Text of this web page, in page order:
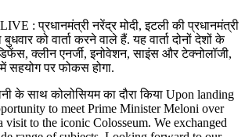
: प्रधानमंत्री नरेंद्र मोदी, इटली की प्रधानमंत्री
को वार्ता करने वाले हैं. यह वार्ता दोनों देशों के
क्लीन एनर्जी, इनोवेशन, साइंस और टेक्नोलॉजी,
पर फोकस होगा.
के साथ कोलोसियम का दौरा किया Upon landing
to meet Prime Minister Meloni over
to the iconic Colosseum. We exchanged